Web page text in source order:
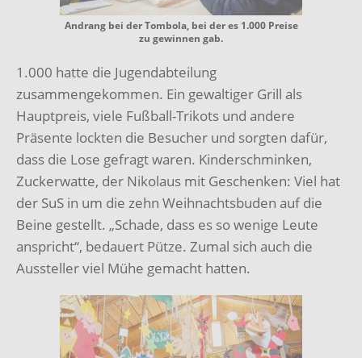
Andrang bei der Tombola, bei der es 1.000 Preise
zu gewinnen gab.
1.000 hatte die Jugendabteilung
zusammengekommen. Ein gewaltiger Grill als
Hauptpreis, viele Fußball-Trikots und andere
Präsente lockten die Besucher und sorgten dafür,
dass die Lose gefragt waren. Kinderschminken,
Zuckerwatte, der Nikolaus mit Geschenken: Viel hat
der SuS in um die zehn Weihnachtsbuden auf die
Beine gestellt. „Schade, dass es so wenige Leute
anspricht“, bedauert Pütze. Zumal sich auch die
Aussteller viel Mühe gemacht hatten.